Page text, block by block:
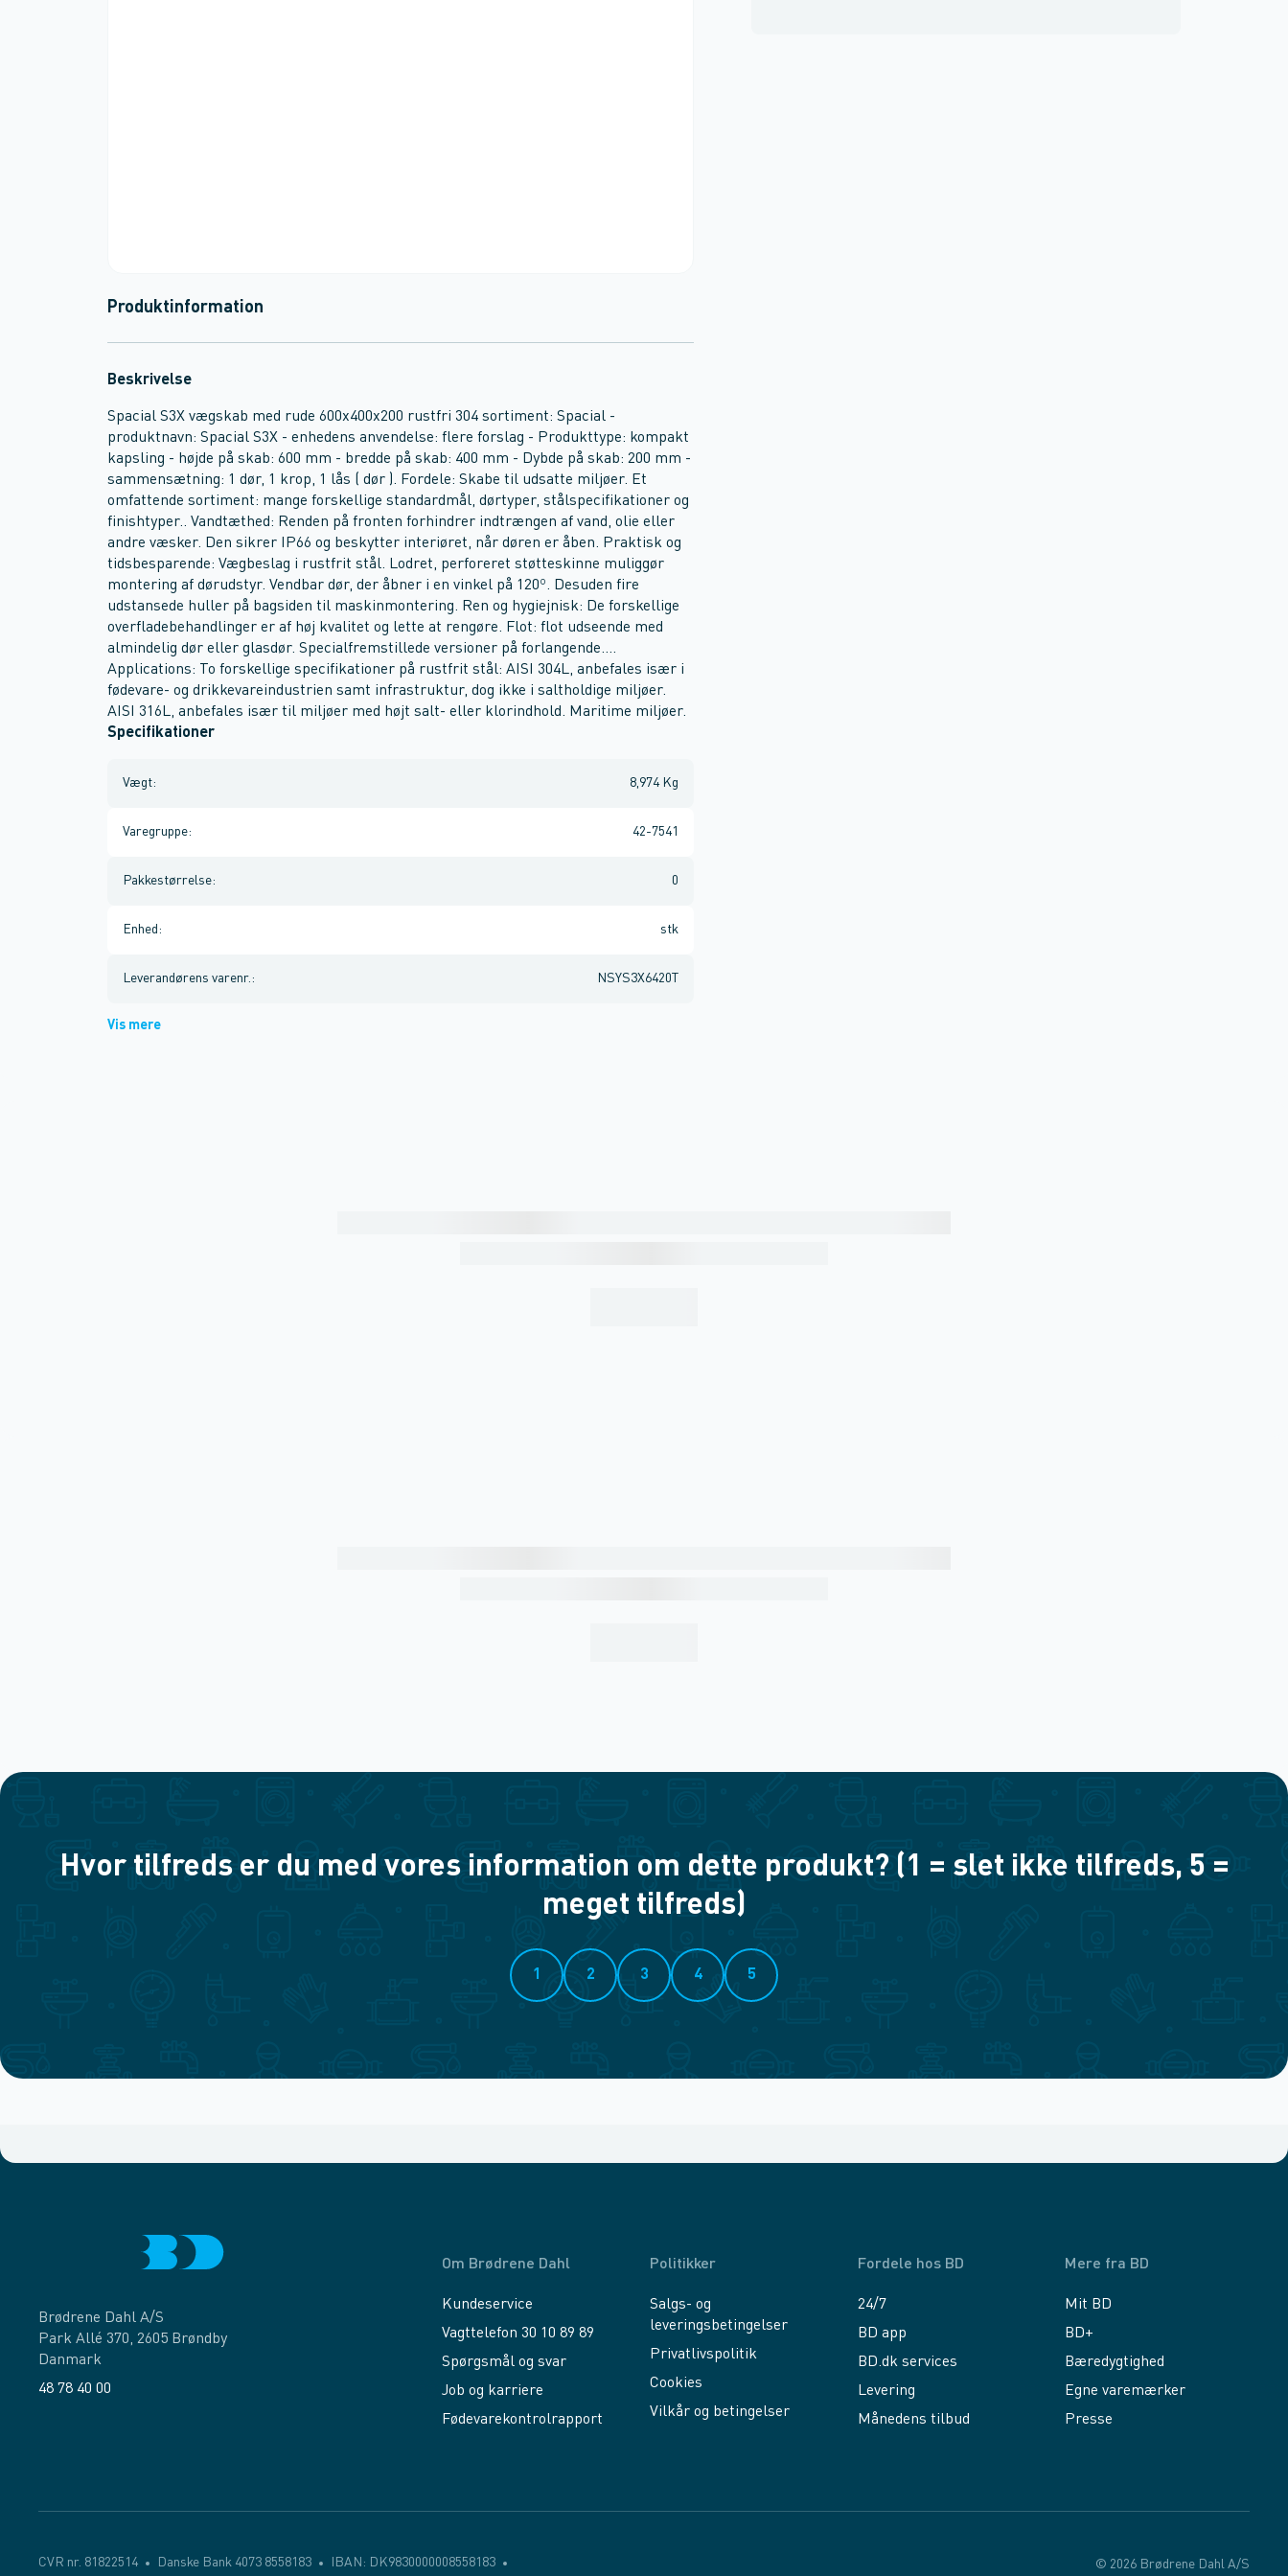
Produktinformation
Beskrivelse
Spacial S3X vægskab med rude 600x400x200 rustfri 304 sortiment: Spacial -
produktnavn: Spacial S3X - enhedens anvendelse: flere forslag - Produkttype: kompakt
kapsling - højde på skab: 600 mm - bredde på skab: 400 mm - Dybde på skab: 200 mm -
sammensætning: 1 dør, 1 krop, 1 lås ( dør ). Fordele: Skabe til udsatte miljøer. Et
omfattende sortiment: mange forskellige standardmål, dørtyper, stålspecifikationer og
finishtyper.. Vandtæthed: Renden på fronten forhindrer indtrængen af vand, olie eller
andre væsker. Den sikrer IP66 og beskytter interiøret, når døren er åben. Praktisk og
tidsbesparende: Vægbeslag i rustfrit stål. Lodret, perforeret støtteskinne muliggør
montering af dørudstyr. Vendbar dør, der åbner i en vinkel på 120º. Desuden fire
udstansede huller på bagsiden til maskinmontering. Ren og hygiejnisk: De forskellige
overfladebehandlinger er af høj kvalitet og lette at rengøre. Flot: flot udseende med
almindelig dør eller glasdør. Specialfremstillede versioner på forlangende....
Applications: To forskellige specifikationer på rustfrit stål: AISI 304L, anbefales især i
fødevare- og drikkevareindustrien samt infrastruktur, dog ikke i saltholdige miljøer.
AISI 316L, anbefales især til miljøer med højt salt- eller klorindhold. Maritime miljøer.
Specifikationer
Vægt: 8,974 Kg
Varegruppe: 42-7541
Pakkestørrelse: 0
Enhed : stk
Leverandørens varenr. : NSYS3X6420T
Vis mere
Hvor tilfreds er du med vores information om dette produkt? (1 = slet ikke tilfreds, 5 =
meget tilfreds)
1 2 3 4 5
Brødrene Dahl A/S
Park Allé 370, 2605 Brøndby
Danmark
48 78 40 00
Om Brødrene Dahl
Kundeservice
Vagttelefon 30 10 89 89
Spørgsmål og svar
Job og karriere
Fødevarekontrolrapport
Politikker
Salgs- og
leveringsbetingelser
Privatlivspolitik
Cookies
Vilkår og betingelser
Fordele hos BD
24/7
BD app
BD.dk services
Levering
Månedens tilbud
Mere fra BD
Mit BD
BD+
Bæredygtighed
Egne varemærker
Presse
CVR nr. 81822514 Danske Bank 4073 8558183 IBAN: DK9830000008558183 © 2026 Brødrene Dahl A/S